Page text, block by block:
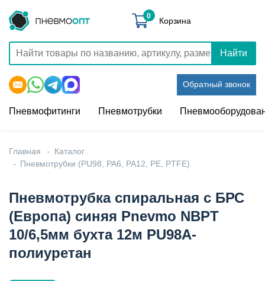
Найти
Обратный звонок
0 Корзина
Пневмофитинги Пневмотрубки
Главная
Каталог
Пневмотрубки (PU98, PA6, PA12, PE, PTFE)
Пневмотрубка спиральная с БРС
(Европа) синяя Pnevmo NBPT
10/6,5мм бухта 12м PU98A-
полиуретан